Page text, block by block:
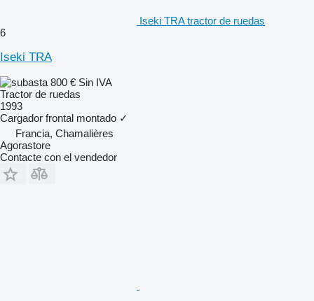
Iseki TRA tractor de ruedas
6
Iseki TRA
800 € Sin IVA
Tractor de ruedas
1993
Cargador frontal montado ✓
Francia, Chamalières
Agorastore
Contacte con el vendedor